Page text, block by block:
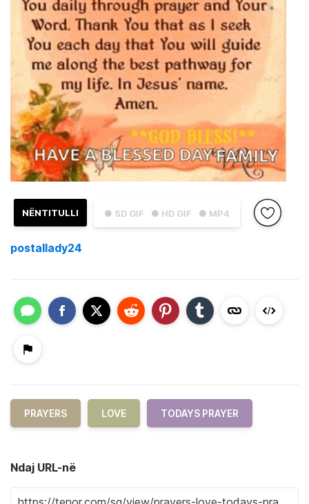
● SD GIF ● HD GIF ● MP4
NËNTITULLI
postallady24
PRAYERS LOVE TODAYS PRAYER
Ndaj URL-në